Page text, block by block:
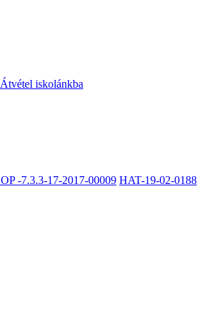
Átvétel iskolánkba
-7.3.3-17-2017-00009 HAT-19-02-0188